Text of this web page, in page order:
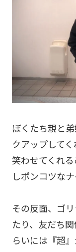
ぼくたち親と
クアップして
笑わせてくれ
しポンコツなナ
その反面、ゴ
たり、友だち
らいには『超